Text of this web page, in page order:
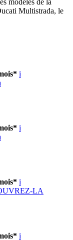
modèles de la
Multistrada, le
i
i
i
LA
i